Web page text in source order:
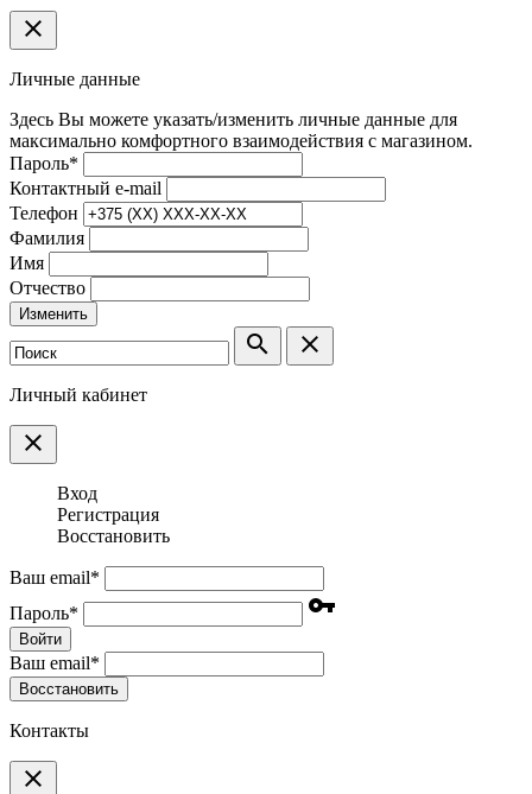
clear
Личные данные
Здесь Вы можете указать/изменить личные данные для
максимально комфортного взаимодействия с магазином.
Пароль*
Контактный e-mail
Телефон
Фамилия
Имя
Отчество
Изменить
search clear
Личный кабинет
clear
Вход
Регистрация
Восстановить
Ваш email*
Пароль* vpn_key
Войти
Ваш email*
Воcстановить
Контакты
clear